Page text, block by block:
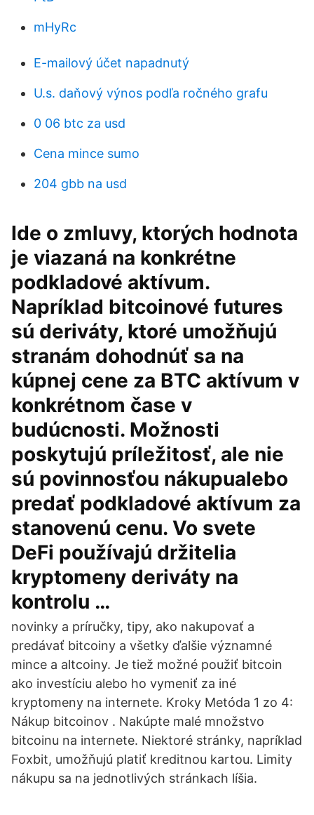
mHyRc
E-mailový účet napadnutý
U.s. daňový výnos podľa ročného grafu
0 06 btc za usd
Cena mince sumo
204 gbb na usd
Ide o zmluvy, ktorých hodnota
je viazaná na konkrétne
podkladové aktívum.
Napríklad bitcoinové futures
sú deriváty, ktoré umožňujú
stranám dohodnúť sa na
kúpnej cene za BTC aktívum v
konkrétnom čase v
budúcnosti. Možnosti
poskytujú príležitosť, ale nie
sú povinnosťou nákupualebo
predať podkladové aktívum za
stanovenú cenu. Vo svete
DeFi používajú držitelia
kryptomeny deriváty na
kontrolu …
novinky a príručky, tipy, ako nakupovať a
predávať bitcoiny a všetky ďalšie významné
mince a altcoiny. Je tiež možné použiť bitcoin
ako investíciu alebo ho vymeniť za iné
kryptomeny na internete. Kroky Metóda 1 zo 4:
Nákup bitcoinov . Nakúpte malé množstvo
bitcoinu na internete. Niektoré stránky, napríklad
Foxbit, umožňujú platiť kreditnou kartou. Limity
nákupu sa na jednotlivých stránkach líšia.